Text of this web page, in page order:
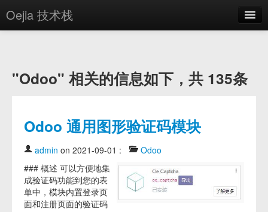
Oejia 技术栈
方案
分享
编辑器
"Odoo" 相关的信息如下，共 135条
Odoo 通用图形验证码模块
admin on 2021-09-01 :
Odoo
### 概述 可以方便地集
成验证码功能到您的表
单中，模块内置登录页
面和注册页面的验证码